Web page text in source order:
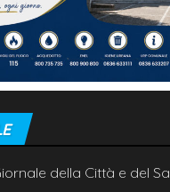
della Città e del